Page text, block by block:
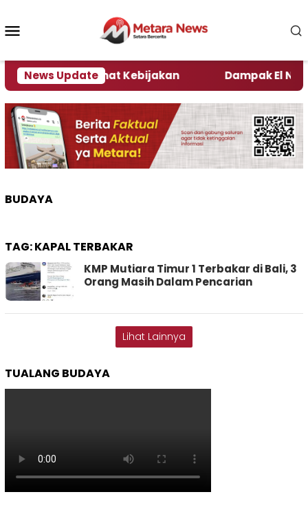
konten
News Update
Kata Pengamat Kebijakan Dampak El Nino,
BUDAYA
TAG:KAPAL TERBAKAR
KMP Mutiara Timur 1 Terbakar di Bali, 3
Orang Masih Dalam Pencarian
Lihat Lainnya
TUALANG BUDAYA